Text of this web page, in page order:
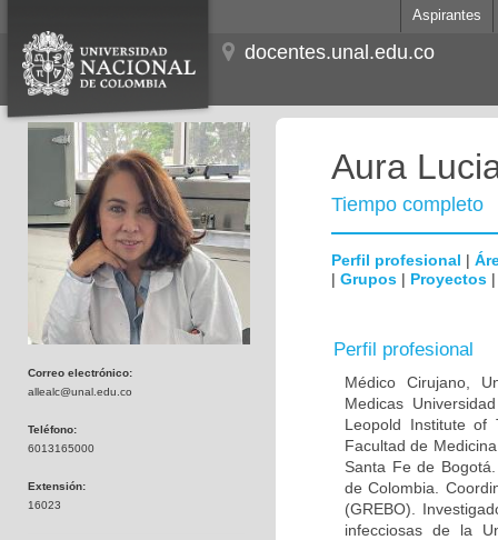
Aspirantes
docentes.unal.edu.co
Correo electrónico:
allealc@unal.edu.co
Teléfono:
6013165000
Extensión:
16023
Aura
Tiempo completo
Perfil profesional |
| Grupos | Proyectos
Perfil profesional
Médico Cirujano,
Medicas
Leopold Institute of
Facultad de
Santa Fe de
de Colombia.
(GREBO).
infecciosas de la